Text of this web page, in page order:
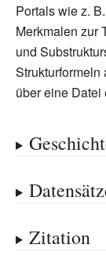
Portals wie z. B.
Merkmalen zur
und
Strukturformeln
über eine
Zitation